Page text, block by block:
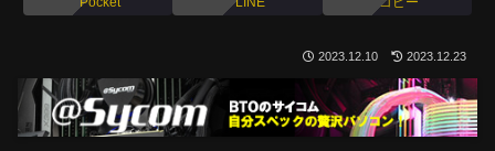
2023.12.10 2023.12.23